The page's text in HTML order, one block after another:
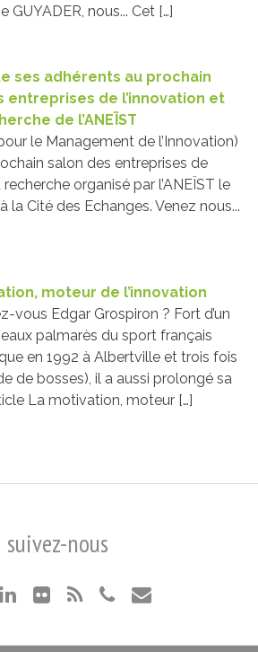
GUYADER, nous... Cet […]
ses adhérents au prochain
entreprises de l’innovation et
de l’ANEÏST
le Management de l’Innovation)
salon des entreprises de
organisé par l’ANEÏST le
la Cité des Echanges. Venez nous...
moteur de l’innovation
vous Edgar Grospiron ? Fort d’un
palmarès du sport français
en 1992 à Albertville et trois fois
de bosses), il a aussi prolongé sa
La motivation, moteur […]
suivez-nous